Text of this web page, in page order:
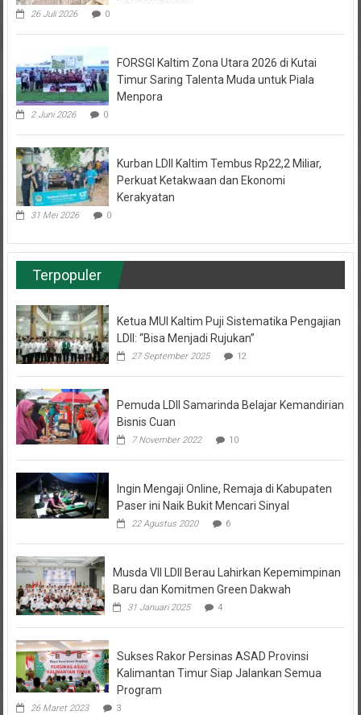
26 Juli 2026 0
FORSGI Kaltim Zona Utara 2026 di Kutai
Timur Saring Talenta Muda untuk Piala
Menpora
2 Juni 2026 0
Kurban LDII Kaltim Tembus Rp22,2 Miliar,
Perkuat Ketakwaan dan Ekonomi
Kerakyatan
31 Mei 2026 0
Terpopuler
Ketua MUI Kaltim Puji Sistematika Pengajian
LDII: “Bisa Menjadi Rujukan”
27 September 2025 12
Pemuda LDII Samarinda Belajar Kemandirian
Bisnis Cuan
7 November 2022 10
Ingin Mengaji Online, Remaja di Kabupaten
Paser ini Naik Bukit Mencari Sinyal
22 Agustus 2020 6
Musda VII LDII Berau Lahirkan Kepemimpinan
Baru dan Komitmen Green Dakwah
31 Januari 2025 4
Sukses Rakor Persinas ASAD Provinsi
Kalimantan Timur Siap Jalankan Semua
Program
26 Maret 2023 3